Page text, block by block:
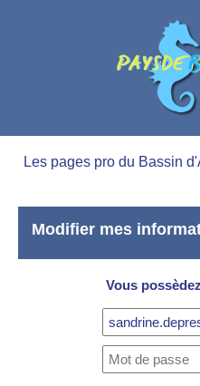
Les pages pro du Bassin
Modifier mes
Vous